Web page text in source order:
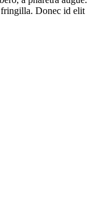
Donec id elit